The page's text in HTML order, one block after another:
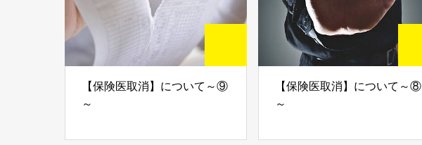
【保険医取消】について～⑨
～
【保険医取消】について～⑧
～